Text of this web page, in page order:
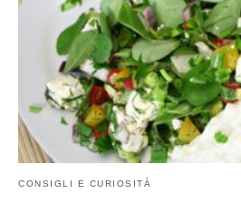
CONSIGLI E CURIOSITÀ